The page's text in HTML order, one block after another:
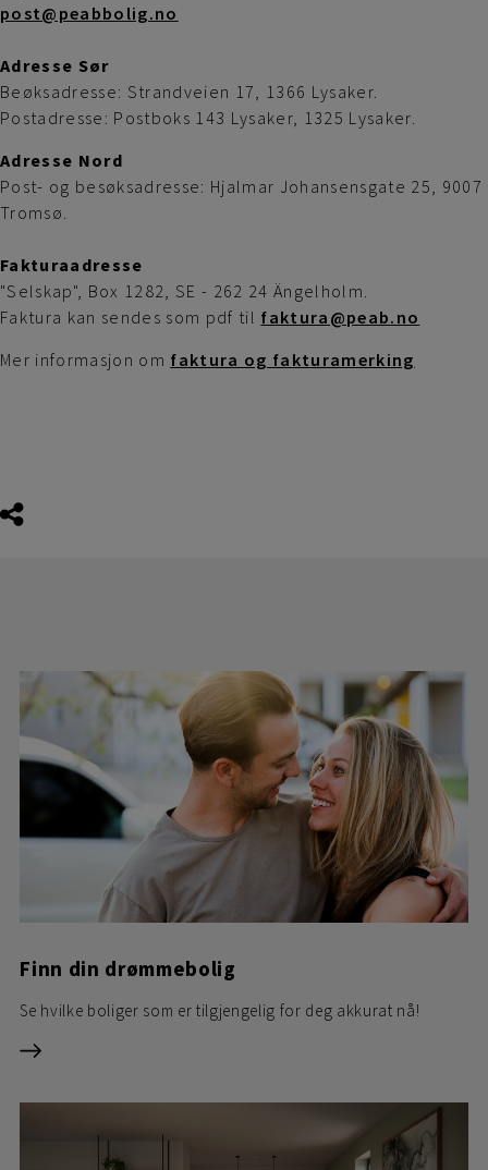
post@peabbolig.no
Adresse Sør
Beøksadresse: Strandveien 17, 1366 Lysaker.
Postadresse: Postboks 143 Lysaker, 1325 Lysaker.
Adresse Nord
Post- og besøksadresse: Hjalmar Johansensgate 25, 9007
Tromsø.
Fakturaadresse
"Selskap", Box 1282, SE - 262 24 Ängelholm.
Faktura kan sendes som pdf til faktura@peab.no
Mer informasjon om faktura og fakturamerking
Finn din drømmebolig
Se hvilke boliger som er tilgjengelig for deg akkurat nå!